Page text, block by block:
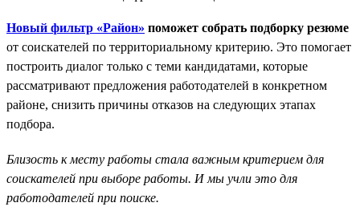
Новый фильтр «Район» поможет собрать подборку резюме
от соискателей по территориальному критерию. Это помогает
построить диалог только с теми кандидатами, которые
рассматривают предложения работодателей в конкретном
районе, снизить причины отказов на следующих этапах
подбора.
Близость к месту работы стала важным критерием для
соискателей при выборе работы. И мы учли это для
работодателей при поиске.